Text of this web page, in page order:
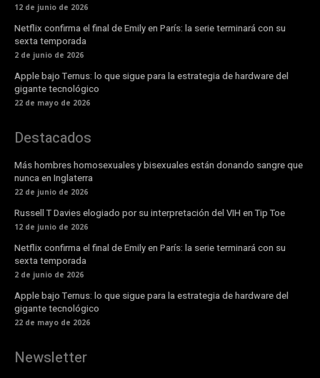
12 de junio de 2026
Netflix confirma el final de Emily en París: la serie terminará con su
sexta temporada
2 de junio de 2026
Apple bajo Ternus: lo que sigue para la estrategia de hardware del
gigante tecnológico
22 de mayo de 2026
Destacados
Más hombres homosexuales y bisexuales están donando sangre que
nunca en Inglaterra
22 de junio de 2026
Russell T Davies elogiado por su interpretación del VIH en Tip Toe
12 de junio de 2026
Netflix confirma el final de Emily en París: la serie terminará con su
sexta temporada
2 de junio de 2026
Apple bajo Ternus: lo que sigue para la estrategia de hardware del
gigante tecnológico
22 de mayo de 2026
Newsletter